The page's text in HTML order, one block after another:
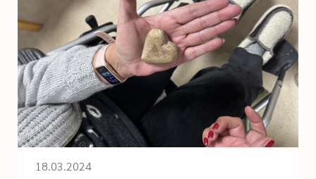
18.03.2024